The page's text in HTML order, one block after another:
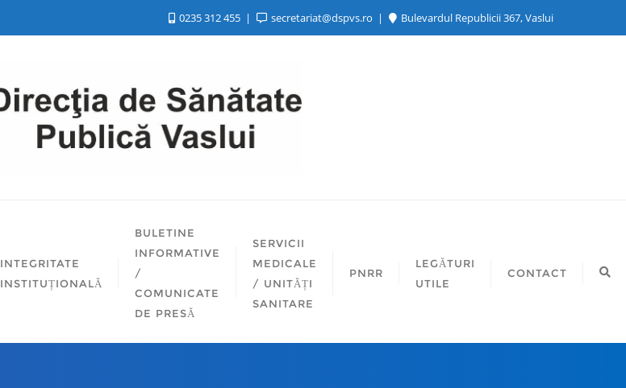
0235 312 455 secretariat@dspvs.ro Bulevardul Republicii 367, Vaslui
INTEGRITATE
INSTITUȚIONALĂ
BULETINE
INFORMATIVE
/
COMUNICATE
DE PRESĂ
SERVICII
MEDICALE
/ UNITĂȚI
SANITARE
PNRR
LEGĂTURI
UTILE
CONTACT